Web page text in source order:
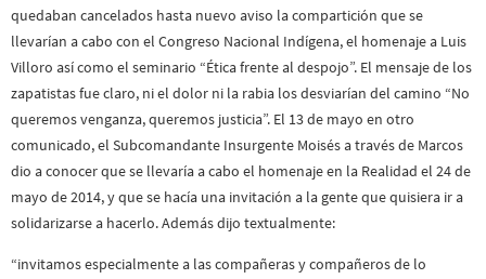
quedaban cancelados hasta nuevo aviso la compartición que se
llevarían a cabo con el Congreso Nacional Indígena, el homenaje a Luis
Villoro así como el seminario “Ética frente al despojo”. El mensaje de los
zapatistas fue claro, ni el dolor ni la rabia los desviarían del camino “No
queremos venganza, queremos justicia”. El 13 de mayo en otro
comunicado, el Subcomandante Insurgente Moisés a través de Marcos
dio a conocer que se llevaría a cabo el homenaje en la Realidad el 24 de
mayo de 2014, y que se hacía una invitación a la gente que quisiera ir a
solidarizarse a hacerlo. Además dijo textualmente:
“invitamos especialmente a las compañeras y compañeros de lo